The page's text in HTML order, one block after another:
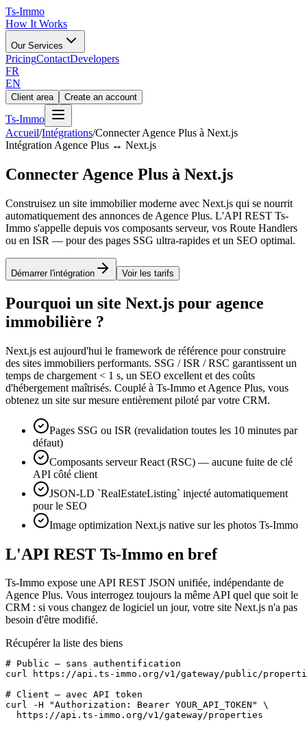
Ts-Immo
How It Works
Our Services
PricingContactDevelopers
FR
EN
Client area Create an account
Ts-Immo
Accueil/Intégrations/Connecter Agence Plus à Next.js
Intégration Agence Plus ↔ Next.js
Connecter Agence Plus à Next.js
Construisez un site immobilier moderne avec Next.js qui se nourrit
automatiquement des annonces de Agence Plus. L'API REST Ts-
Immo s'appelle depuis vos composants serveur, vos Route Handlers
ou en ISR — pour des pages SSG ultra-rapides et un SEO optimal.
Démarrer l'intégration Voir les tarifs
Pourquoi un site Next.js pour agence
immobilière ?
Next.js est aujourd'hui le framework de référence pour construire
des sites immobiliers performants. SSG / ISR / RSC garantissent un
temps de chargement < 1 s, un SEO excellent et des coûts
d'hébergement maîtrisés. Couplé à Ts-Immo et Agence Plus, vous
obtenez un site sur mesure entièrement piloté par votre CRM.
Pages SSG ou ISR (revalidation toutes les 10 minutes par
défaut)
Composants serveur React (RSC) — aucune fuite de clé
API côté client
JSON-LD `RealEstateListing` injecté automatiquement
pour le SEO
Image optimization Next.js native sur les photos Ts-Immo
L'API REST Ts-Immo en bref
Ts-Immo expose une API REST JSON unifiée, indépendante de
Agence Plus. Vous interrogez toujours la même API quel que soit le
CRM : si vous changez de logiciel un jour, votre site Next.js n'a pas
besoin d'être modifié.
Récupérer la liste des biens
# Public — sans authentification
curl https://api.ts-immo.org/v1/gateway/public/
# Client — avec API token
curl -H "Authorization: Bearer YOUR_API_TOKEN" \
  https://api.ts-immo.org/v1/gateway/properties